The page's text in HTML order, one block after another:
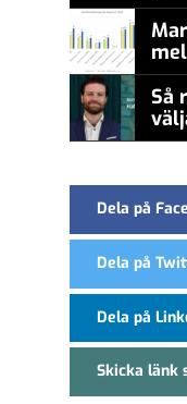
Så
Dela på
Dela på
Dela på
Skicka länk